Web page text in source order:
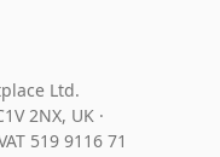
Ltd.
2NX, UK ·
519 9116 71